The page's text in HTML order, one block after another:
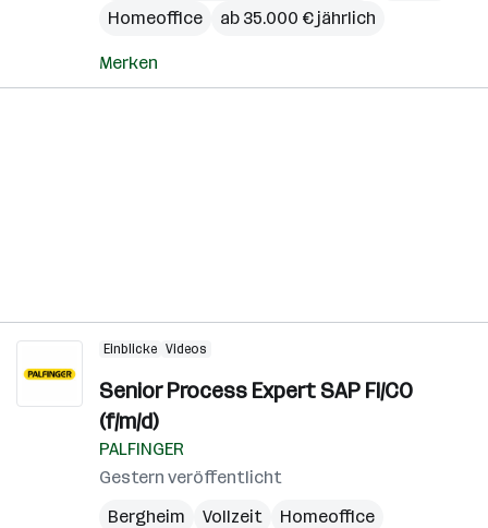
Homeoffice ab 35.000 € jährlich
Merken
Einblicke Videos
Senior Process Expert SAP FI/CO
(f/m/d)
PALFINGER
Gestern veröffentlicht
Bergheim
Vollzeit
Homeoffice